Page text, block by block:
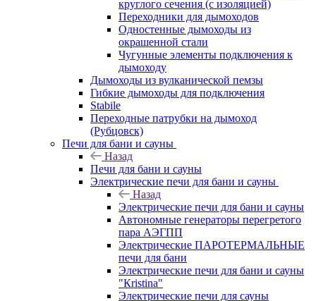
круглого сечения (с изоляцией)
Переходники для дымоходов
Одностенные дымоходы из
окрашенной стали
Чугунные элементы подключения к
дымоходу
Дымоходы из вулканической пемзы
Гибкие дымоходы для подключения
Stabile
Переходные патрубки на дымоход
(Рубцовск)
Печи для бани и сауны
Назад
Печи для бани и сауны
Электрические печи для бани и сауны
Назад
Электрические печи для бани и сауны
Автономные генераторы перегретого
пара АЭГПП
Электрические ПАРОТЕРМАЛЬНЫЕ
печи для бани
Электрические печи для бани и сауны
"Кristina"
Электрические печи для сауны